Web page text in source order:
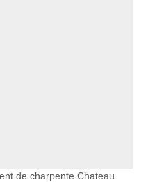
de charpente Chateau